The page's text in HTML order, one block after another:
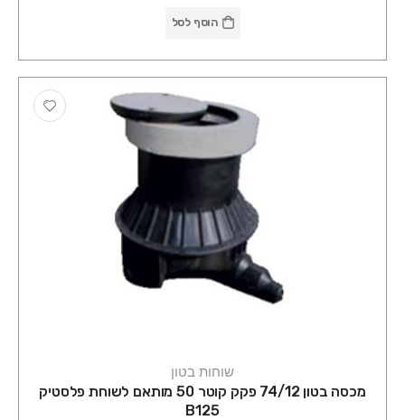
הוסף לסל
שוחות בטון
מכסה בטון 74/12 פקק קוטר 50 מותאם לשוחת פלסטיק
B125